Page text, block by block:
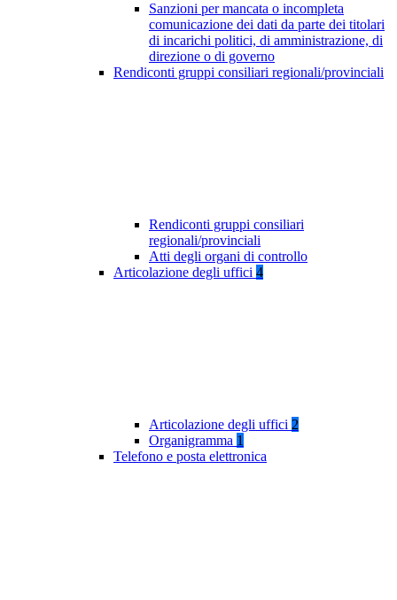
Sanzioni per mancata o incompleta
comunicazione dei dati da parte dei titolari
di incarichi politici, di amministrazione, di
direzione o di governo
Rendiconti gruppi consiliari regionali/provinciali
Rendiconti gruppi consiliari
regionali/provinciali
Atti degli organi di controllo
Articolazione degli uffici 4
Articolazione degli uffici 2
Organigramma 1
Telefono e posta elettronica